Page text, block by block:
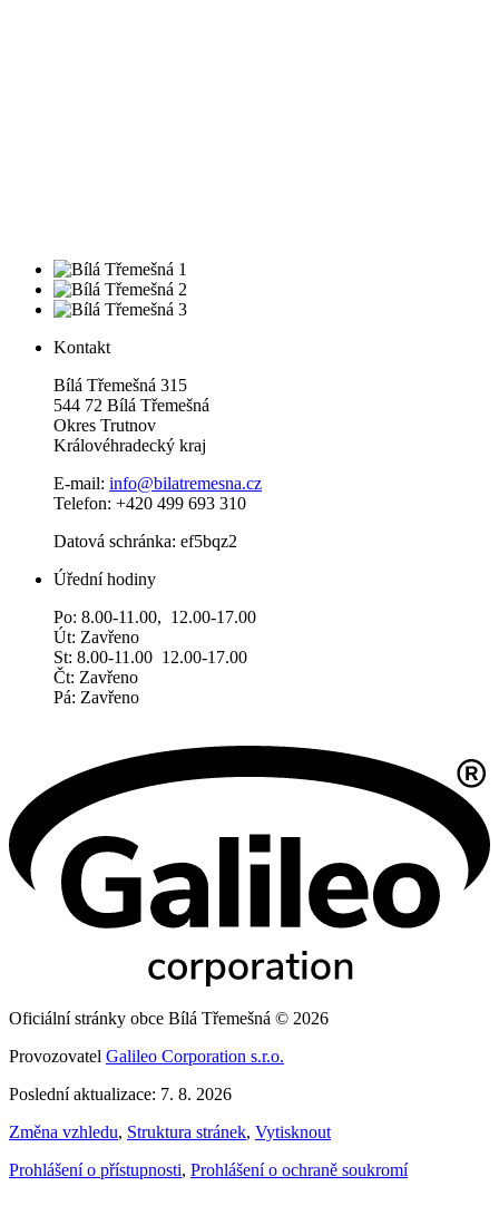
Kontakt
Bílá Třemešná 315
544 72 Bílá Třemešná
Okres Trutnov
Královéhradecký kraj
E-mail: info@bilatremesna.cz
Telefon: +420 499 693 310
Datová schránka: ef5bqz2
Úřední hodiny
Po: 8.00-11.00, 12.00-17.00
Út: Zavřeno
St: 8.00-11.00 12.00-17.00
Čt: Zavřeno
Pá: Zavřeno
Oficiální stránky obce Bílá Třemešná © 2026
Provozovatel Galileo Corporation s.r.o.
Poslední aktualizace: 7. 8. 2026
Změna vzhledu, Struktura stránek, Vytisknout
Prohlášení o přístupnosti, Prohlášení o ochraně soukromí